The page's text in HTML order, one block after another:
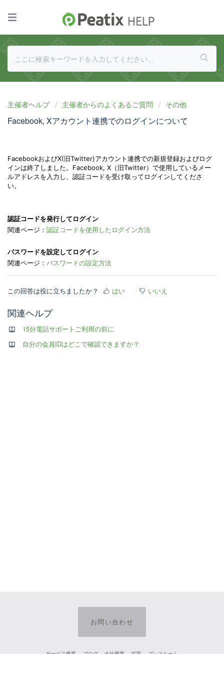
主催者ヘルプ 主催者からのよくあるご質問 その他
Facebook, Xアカウント連携でのログインについて
FacebookおよびX(旧Twitter)アカウント連携での新規登録およびログ
インは終了しました。Facebook, X（旧Twitter）で使用しているメー
ルアドレスを入力し、認証コードを受け取ってログインしてくださ
い。
認証コードを発行してログイン
関連ページ： 認証コードを使用したログイン方法
パスワードを設定してログイン
関連ページ： パスワードの設定方法
この回答は役に立ちましたか？ はい いいえ
関連ヘルプ
15分電話サポートご利用の前に
自分の会員IDはどこで確認できますか？
お問い合わせ
サービス概要 ブログ 会社概要 採用 プレスルーム